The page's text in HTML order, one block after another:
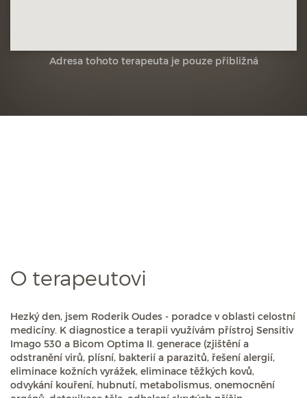
Adresa tohoto terapeuta je pouze přibližná
O terapeutovi
Hezký den, jsem Roderik Oudes - poradce v oblasti celostní
medicíny. K diagnostice a terapii využívám přístroj Sensitiv
Imago 530 a Bicom Optima II. generace (zjištění a
odstranění virů, plísní, bakterií a parazitů, řešení alergií,
eliminace kožních vyrážek, eliminace těžkých kovů,
odvykání kouření, hubnutí, metabolismus, onemocnění